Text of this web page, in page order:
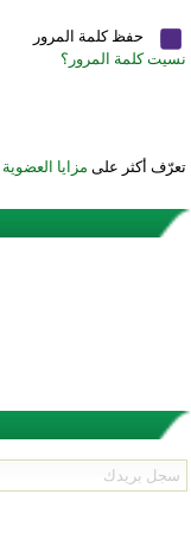
حفظ كلمة المرور
نسيت كلمة المرور؟
تعرّف أكثر على مزايا العضوية